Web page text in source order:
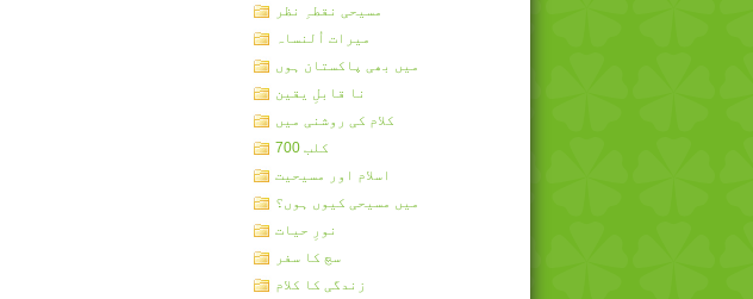
مسیحی نقطہِ نظر
میرات اُلنساہ
میں بھی پاکستان ہوں
نا قابلِ یقین
کلام کی روشنی میں
کلب 700
اسلام اور مسیحیت
میں مسیحی کیوں ہوں؟
نورِ حیات
سچ کا سفر
زندگی کا کلام